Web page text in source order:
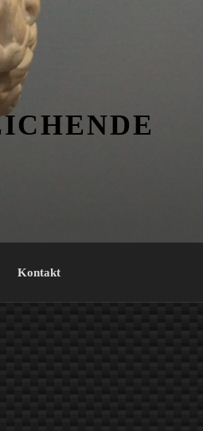
Kontakt